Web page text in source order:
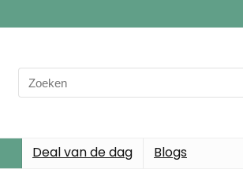
Search
for:
Deal van de dag Blogs